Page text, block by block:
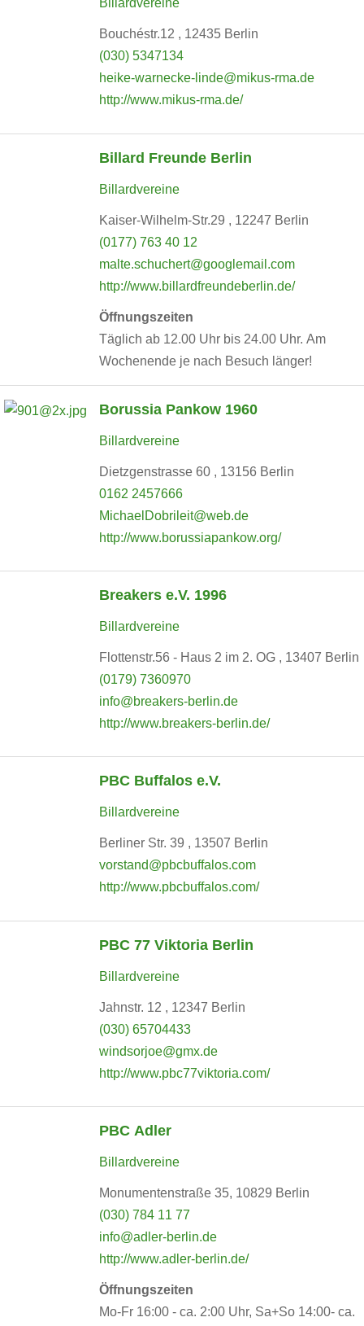
Billardvereine
Bouchéstr.12 , 12435 Berlin
(030) 5347134
heike-warnecke-linde@mikus-rma.de
http://www.mikus-rma.de/
Billard Freunde Berlin
Billardvereine
Kaiser-Wilhelm-Str.29 , 12247 Berlin
(0177) 763 40 12
malte.schuchert@googlemail.com
http://www.billardfreundeberlin.de/
Öffnungszeiten
Täglich ab 12.00 Uhr bis 24.00 Uhr. Am
Wochenende je nach Besuch länger!
Borussia Pankow 1960
Billardvereine
Dietzgenstrasse 60 , 13156 Berlin
0162 2457666
MichaelDobrileit@web.de
http://www.borussiapankow.org/
Breakers e.V. 1996
Billardvereine
Flottenstr.56 - Haus 2 im 2. OG , 13407 Berlin
(0179) 7360970
info@breakers-berlin.de
http://www.breakers-berlin.de/
PBC Buffalos e.V.
Billardvereine
Berliner Str. 39 , 13507 Berlin
vorstand@pbcbuffalos.com
http://www.pbcbuffalos.com/
PBC 77 Viktoria Berlin
Billardvereine
Jahnstr. 12 , 12347 Berlin
(030) 65704433
windsorjoe@gmx.de
http://www.pbc77viktoria.com/
PBC Adler
Billardvereine
Monumentenstraße 35, 10829 Berlin
(030) 784 11 77
info@adler-berlin.de
http://www.adler-berlin.de/
Öffnungszeiten
Mo-Fr 16:00 - ca. 2:00 Uhr, Sa+So 14:00- ca.